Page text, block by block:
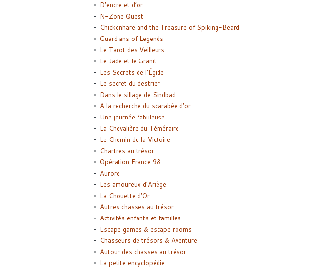
D’encre et d’or
N-Zone Quest
Chickenhare and the Treasure of Spiking-Beard
Guardians of Legends
Le Tarot des Veilleurs
Le Jade et le Granit
Les Secrets de l’Égide
Le secret du destrier
Dans le sillage de Sindbad
A la recherche du scarabée d’or
Une journée fabuleuse
La Chevalière du Téméraire
Le Chemin de la Victoire
Chartres au trésor
Opération France 98
Aurore
Les amoureux d’Ariège
La Chouette d’Or
Autres chasses au trésor
Activités enfants et familles
Escape games & escape rooms
Chasseurs de trésors & Aventure
Autour des chasses au trésor
La petite encyclopédie